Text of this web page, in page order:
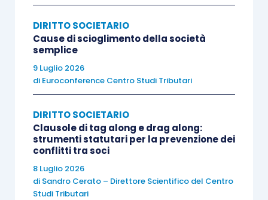
Il panorama normativo ha degli elementi base ben
chiari e definiti, ma si sta lavorando per
l’applicazione omogena di tali concetti e
principi.
Il quadro si sta definendo sempre di più.
Negli ultimi anni sono stati adottati importanti
provvedimenti a livello europeo che hanno
DIRITTO SOCIETARIO
Cause di scioglimento della società
semplice
9 Luglio 2026
di Euroconference Centro Studi Tributari
DIRITTO SOCIETARIO
Clausole di tag along e drag along:
strumenti statutari per la prevenzione dei
conflitti tra soci
8 Luglio 2026
di Sandro Cerato – Direttore Scientifico del Centro
Studi Tributari